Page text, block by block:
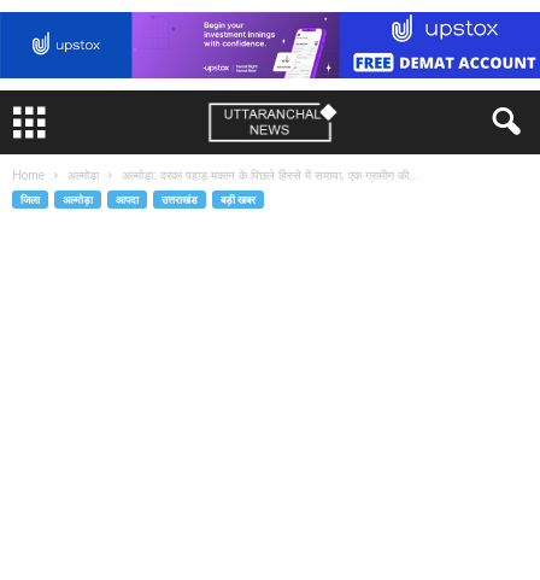
Home अल्मोड़ा अल्मोड़ा: दरका पहाड़ मकान के पिछले हिस्से में समाया, एक ग्रामीण की...
जिला अल्मोड़ा आपदा उत्तराखंड बड़ी खबर